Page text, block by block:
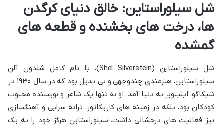
شل سیلوراستاین: خالق دنیای کرگدن
ها، درخت های بخشنده و قطعه های
گمشده
شل سیلوراستاین (Shel Silverstein)، با نام کامل شلدون آلن
سیلوراستاین، هنرمندی چندوجهی و بی بدیل بود که در سال ۱۹۳۰ در
شیکاگو، ایلینویز به دنیا آمد. او نه تنها یک شاعر و نویسنده محبوب
کودکان بود، بلکه در زمینه های کاریکاتور، ترانه سرایی و آهنگسازی
نیز فعالیت های درخشانی داشت. سیلوراستاین هرگز خود را به یک